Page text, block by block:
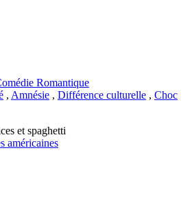
Romantique
, Amnésie , Différence culturelle , Choc
et spaghetti
américaines